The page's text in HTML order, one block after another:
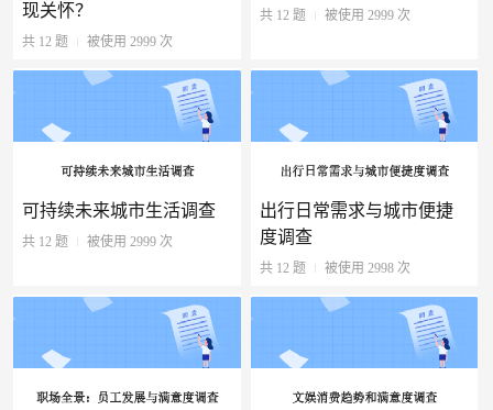
现关怀？
共 12 题 被使用 2999 次
共 12 题 被使用 2999 次
可持续未来城市生活调查
共 12 题 被使用 2999 次
出行日常需求与城市便捷
度调查
共 12 题 被使用 2998 次